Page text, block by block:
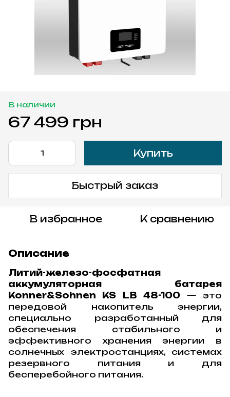
В наличии
67 499 грн
Купить
Быстрый заказ
В избранное К сравнению
Описание
Литий-железо-фосфатная
аккумуляторная батарея
Konner&Sohnen KS LB 48-100 — это
передовой накопитель энергии,
специально разработанный для
обеспечения стабильного и
эффективного хранения энергии в
солнечных электростанциях, системах
резервного питания и для
бесперебойного питания.